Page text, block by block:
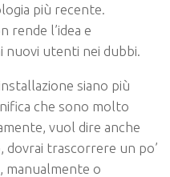
più recente.
rende l’idea e
utenti nei dubbi.
siano più
che sono molto
vuol dire anche
dovrai trascorrere un po’
manualmente o